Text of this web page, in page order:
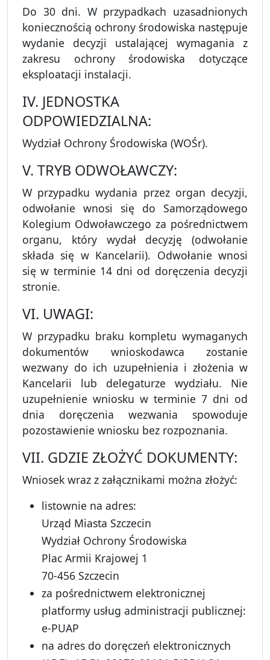
Do 30 dni. W przypadkach uzasadnionych
koniecznością ochrony środowiska następuje
wydanie decyzji ustalającej wymagania z
zakresu ochrony środowiska dotyczące
eksploatacji instalacji.
IV. JEDNOSTKA
ODPOWIEDZIALNA:
Wydział Ochrony Środowiska (WOŚr).
V. TRYB ODWOŁAWCZY:
W przypadku wydania przez organ decyzji,
odwołanie wnosi się do Samorządowego
Kolegium Odwoławczego za pośrednictwem
organu, który wydał decyzję (odwołanie
składa się w Kancelarii). Odwołanie wnosi
się w terminie 14 dni od doręczenia decyzji
stronie.
VI. UWAGI:
W przypadku braku kompletu wymaganych
dokumentów wnioskodawca zostanie
wezwany do ich uzupełnienia i złożenia w
Kancelarii lub delegaturze wydziału. Nie
uzupełnienie wniosku w terminie 7 dni od
dnia doręczenia wezwania spowoduje
pozostawienie wniosku bez rozpoznania.
VII. GDZIE ZŁOŻYĆ DOKUMENTY:
Wniosek wraz z załącznikami można złożyć:
listownie na adres:
Urząd Miasta Szczecin
Wydział Ochrony Środowiska
Plac Armii Krajowej 1
70-456 Szczecin
za pośrednictwem elektronicznej
platformy usług administracji publicznej:
e-PUAP
na adres do doręczeń elektronicznych